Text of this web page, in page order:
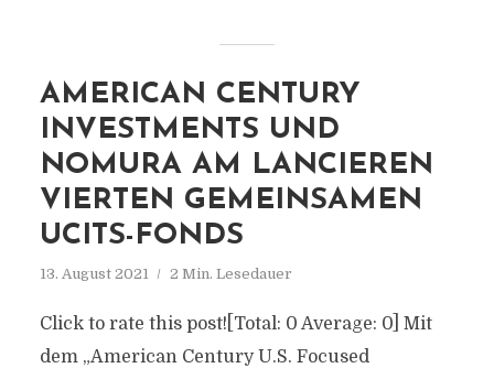
AMERICAN CENTURY
INVESTMENTS UND
NOMURA AM LANCIEREN
VIERTEN GEMEINSAMEN
UCITS-FONDS
13. August 2021 2 Min. Lesedauer
Click to rate this post![Total: 0 Average: 0] Mit
dem „American Century U.S. Focused